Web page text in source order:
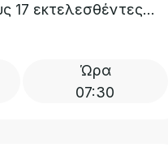
17 εκτελεσθέντες...
Ώρα
07:30